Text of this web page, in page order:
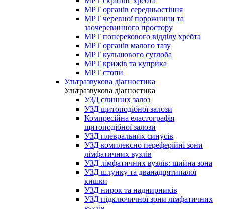
МРТ органів середньостіння
МРТ черевної порожнини та
заочеревинного простору
МРТ поперекового відділу хребта
МРТ органів малого тазу
МРТ кульшового суглоба
МРТ крижів та куприка
МРТ стопи
Ультразвукова діагностика
Ультразвукова діагностика
УЗД слинних залоз
УЗД щитоподібної залози
Компресійна еластографія
щитоподібної залози
УЗД плевральних синусів
УЗД комплексно переферійні зони
лімфатичних вузлів
УЗД лімфатичних вузлів: шийна зона
УЗД шлунку та дванадцятипалої
кишки
УЗД нирок та наднирників
УЗД підключичної зони лімфатичних